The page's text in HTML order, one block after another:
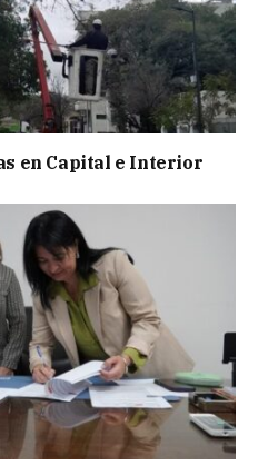
en Capital e Interior